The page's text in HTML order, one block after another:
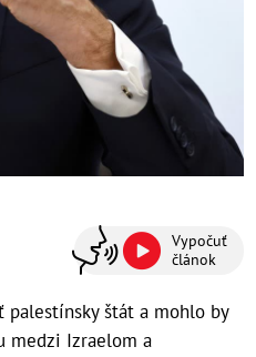
Vypočuť
článok
palestínsky štát a mohlo by
medzi Izraelom a